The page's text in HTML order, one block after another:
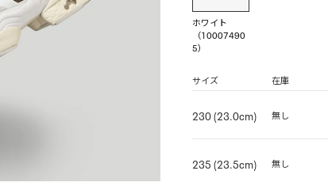
ホワイト
（10007490
5）
サイズ 在庫
230 (23.0cm) 無し
235 (23.5cm) 無し